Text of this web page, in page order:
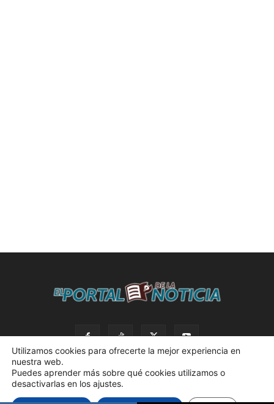
© 2023 El Portal de la Noticia. Todos los derechos reservados. |
Utilizamos cookies para ofrecerte la mejor experiencia en
nuestra web.
Puedes aprender más sobre qué cookies utilizamos o
desactivarlas en los ajustes.